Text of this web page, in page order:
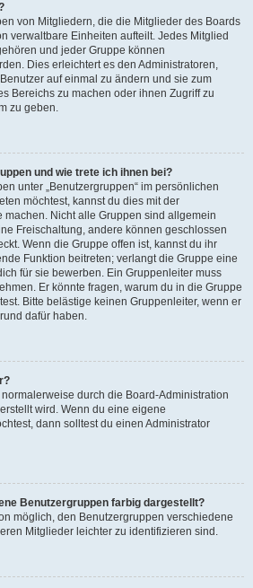
von Mitgliedern, die die Mitglieder des Boards
verwaltbare Einheiten aufteilt. Jedes Mitglied
und jeder Gruppe können
Dies erleichtert es den Administratoren,
auf einmal zu ändern und sie zum
Bereichs zu machen oder ihnen Zugriff zu
zu geben.
und wie trete ich ihnen bei?
unter „Benutzergruppen“ im persönlichen
möchtest, kannst du dies mit der
Nicht alle Gruppen sind allgemein
Freischaltung, andere können geschlossen
Wenn die Gruppe offen ist, kannst du ihr
Funktion beitreten; verlangt die Gruppe eine
für sie bewerben. Ein Gruppenleiter muss
Er könnte fragen, warum du in die Gruppe
Bitte belästige keinen Gruppenleiter, wenn er
dafür haben.
durch die Board-Administration
wird. Wenn du eine eigene
dann solltest du einen Administrator
Benutzergruppen farbig dargestellt?
möglich, den Benutzergruppen verschiedene
Mitglieder leichter zu identifizieren sind.